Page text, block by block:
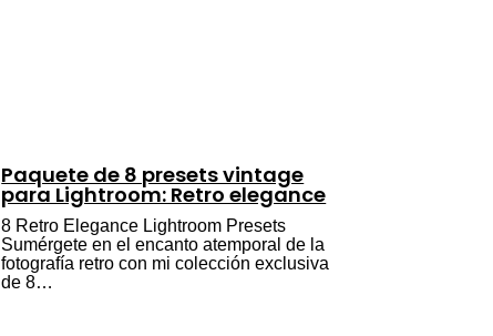
Paquete de 8 presets vintage
para Lightroom: Retro elegance
8 Retro Elegance Lightroom Presets
Sumérgete en el encanto atemporal de la
fotografía retro con mi colección exclusiva
de 8…